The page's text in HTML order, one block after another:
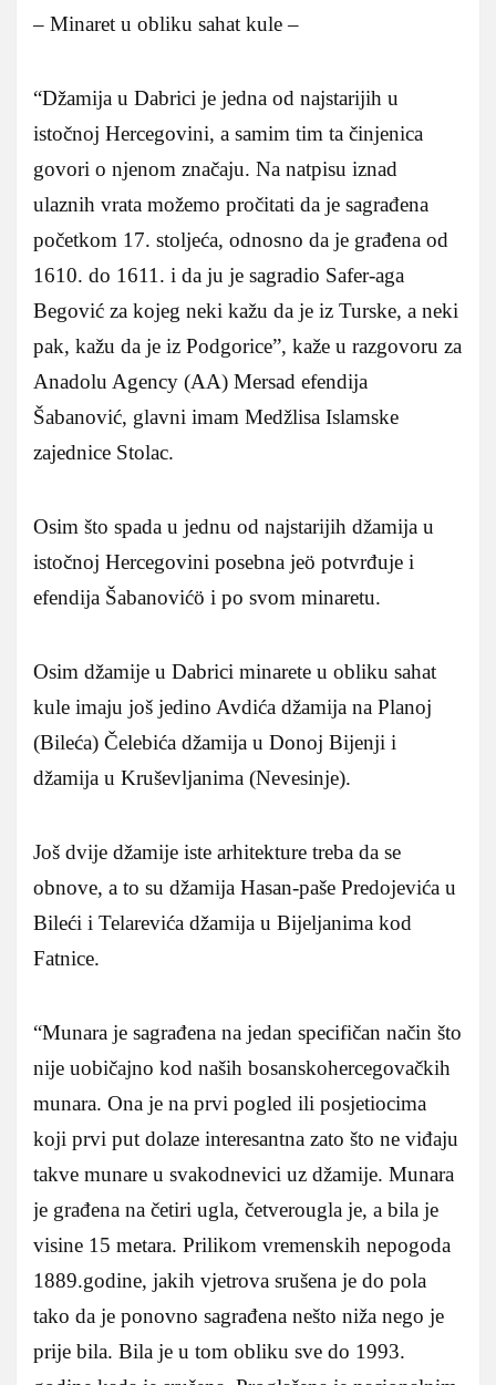
– Minaret u obliku sahat kule –
“Džamija u Dabrici je jedna od najstarijih u
istočnoj Hercegovini, a samim tim ta činjenica
govori o njenom značaju. Na natpisu iznad
ulaznih vrata možemo pročitati da je sagrađena
početkom 17. stoljeća, odnosno da je građena od
1610. do 1611. i da ju je sagradio Safer-aga
Begović za kojeg neki kažu da je iz Turske, a neki
pak, kažu da je iz Podgorice”, kaže u razgovoru za
Anadolu Agency (AA) Mersad efendija
Šabanović, glavni imam Medžlisa Islamske
zajednice Stolac.
Osim što spada u jednu od najstarijih džamija u
istočnoj Hercegovini posebna jeö potvrđuje i
efendija Šabanovićö i po svom minaretu.
Osim džamije u Dabrici minarete u obliku sahat
kule imaju još jedino Avdića džamija na Planoj
(Bileća) Čelebića džamija u Donoj Bijenji i
džamija u Kruševljanima (Nevesinje).
Još dvije džamije iste arhitekture treba da se
obnove, a to su džamija Hasan-paše Predojevića u
Bileći i Telarevića džamija u Bijeljanima kod
Fatnice.
“Munara je sagrađena na jedan specifičan način što
nije uobičajno kod naših bosanskohercegovačkih
munara. Ona je na prvi pogled ili posjetiocima
koji prvi put dolaze interesantna zato što ne viđaju
takve munare u svakodnevici uz džamije. Munara
je građena na četiri ugla, četverougla je, a bila je
visine 15 metara. Prilikom vremenskih nepogoda
1889.godine, jakih vjetrova srušena je do pola
tako da je ponovno sagrađena nešto niža nego je
prije bila. Bila je u tom obliku sve do 1993.